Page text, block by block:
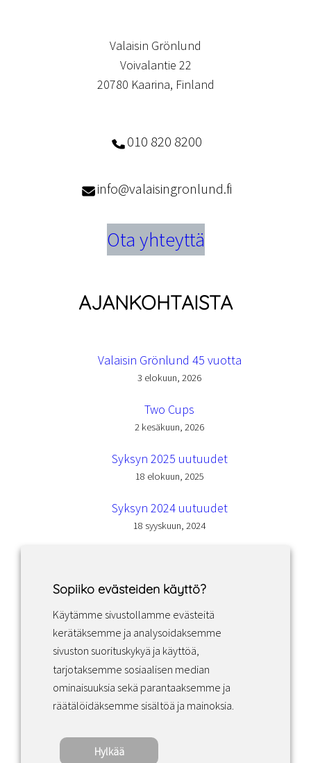
Valaisin Grönlund
Voivalantie 22
20780 Kaarina, Finland
010 820 8200
info@valaisingronlund.fi
Ota yhteyttä
AJANKOHTAISTA
Valaisin Grönlund 45 vuotta
3 elokuun, 2026
Two Cups
2 kesäkuun, 2026
Syksyn 2025 uutuudet
18 elokuun, 2025
Syksyn 2024 uutuudet
18 syyskuun, 2024
Facebook Instagram LinkedIn
Sopimusehdot
Sopiiko evästeiden käyttö?
Käytämme sivustollamme evästeitä
kerätäksemme ja analysoidaksemme
sivuston suorituskykyä ja käyttöä,
tarjotaksemme sosiaalisen median
ominaisuuksia sekä parantaaksemme ja
räätälöidäksemme sisältöä ja mainoksia.
Hylkää